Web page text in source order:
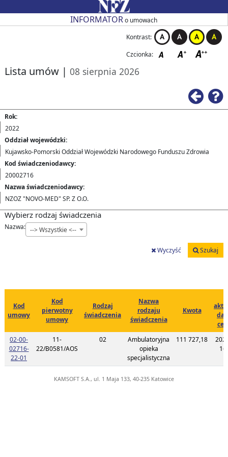
Przejdź do strony głównejINFORMATORo umowach
Kontrast:
Czcionka:
Lista umów | 08 sierpnia 2026
Rok:
2022
Oddział wojewódzki:
Kujawsko-Pomorski Oddział Wojewódzki Narodowego Funduszu Zdrowia
Kod świadczeniodawcy:
20002716
Nazwa świadczeniodawcy:
NZOZ "NOVO-MED" SP. Z O.O.
Wybierz rodzaj świadczenia
Nazwa: --> Wszystkie <--
Wyczyść Szukaj
Kod
umowy
Kod
pierwotny
umowy
Rodzaj
świadczenia
Nazwa
rodzaju
świadczenia
Kwota
02-00-
02716-
22-01 Link do listy planu umowy o kodzie 02-00-02716-22-01
11-
22/B0581/AOS
02
Ambulatoryjna
opieka
specjalistyczna
111 727,18
KAMSOFT S.A., ul. 1 Maja 133, 40-235 Katowice